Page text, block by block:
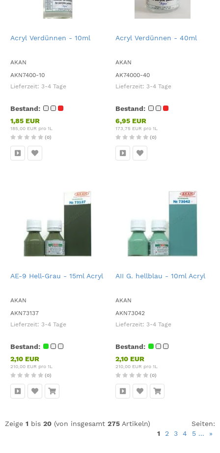
Acryl Verdünnen - 10ml
AKAN
AKN7400-10
Lieferzeit: 3-4 Tage
Bestand:
1,85 EUR
185,00 EUR pro 1L
(0)
Acryl Verdünnen - 40ml
AKAN
AK74000-40
Lieferzeit: 3-4 Tage
Bestand:
6,95 EUR
173,75 EUR pro 1L
(0)
AE-9 Hell-Grau - 15ml Acryl
AKAN
AKN73137
Lieferzeit: 3-4 Tage
Bestand:
2,10 EUR
210,00 EUR pro 1L
(0)
AII G. hellblau - 10ml Acryl
AKAN
AKN73042
Lieferzeit: 3-4 Tage
Bestand:
2,10 EUR
210,00 EUR pro 1L
(0)
Zeige 1 bis 20 (von insgesamt 275 Artikeln)
Seiten:
1
2 3 4 5 ... »